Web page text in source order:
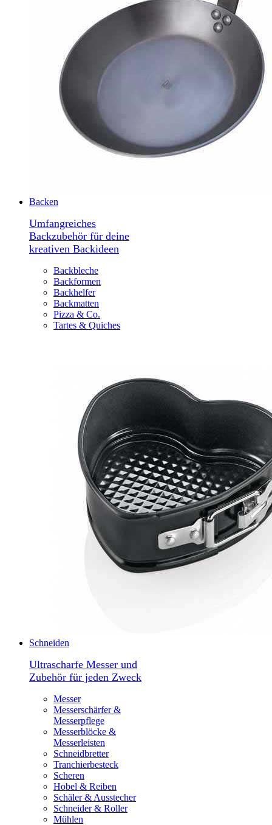
Backen
Umfangreiches
Backzubehör für deine
kreativen Backideen
Backbleche
Backformen
Backhelfer
Backmatten
Pizza & Co.
Tartes & Quiches
Schneiden
Ultrascharfe Messer und
Zubehör für jeden Zweck
Messer
Messerschärfer &
Messerpflege
Messerblöcke &
Messerleisten
Schneidbretter
Tranchierbesteck
Scheren
Hobel & Reiben
Schäler & Ausstecher
Schneider & Roller
Mühlen